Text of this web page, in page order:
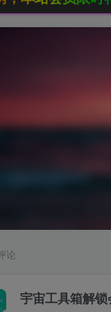
论
宇宙工具箱解